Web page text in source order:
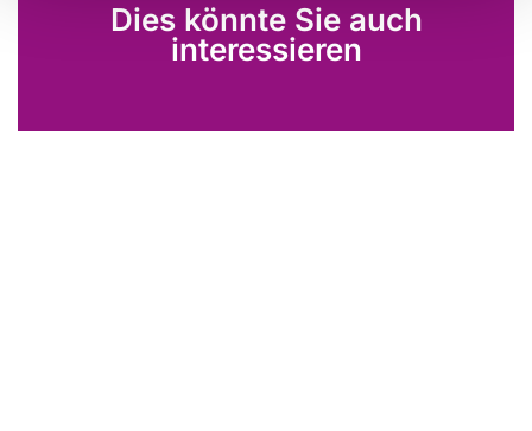
Dies könnte Sie auch
interessieren